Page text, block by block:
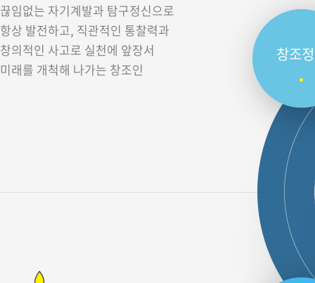
창조
끊임없는 자기계발과 탐구정신으로
항상 발전하고, 직관적인 통찰력과
창의적인 사고로 실천에 앞장서
미래를 개척해 나가는 창조인